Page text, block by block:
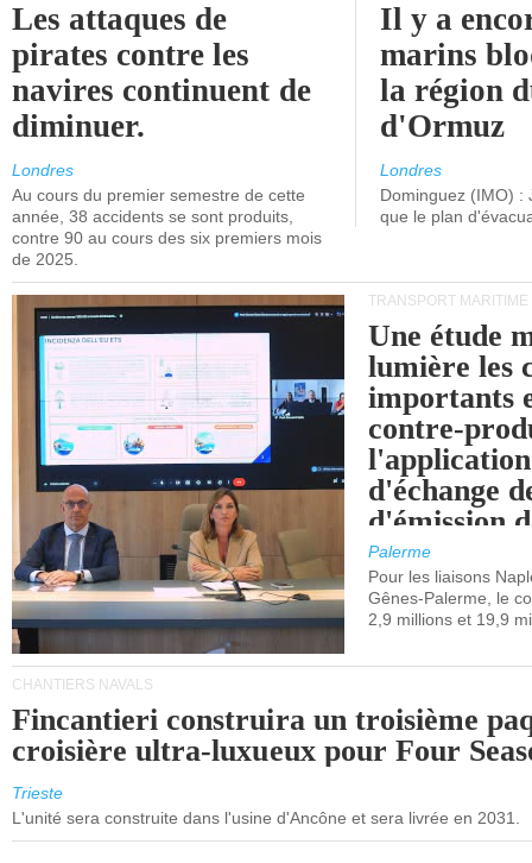
Les attaques de
pirates contre les
navires continuent de
diminuer.
Londres
Au cours du premier semestre de cette
année, 38 accidents se sont produits,
contre 90 au cours des six premiers mois
de 2025.
Il y a
marins
la région
d'Ormuz
Londres
Dominguez (IMO) :
que le plan
TRANSPORT MARITIME
Une étude
lumière les
importants
contre-
d'échange
d'émission
(SEQE-UE)
maritimes
occidentale.
Palerme
Pour les liaisons
Gênes-Palerme, le
2,9 millions et 19,9
CHANTIERS NAVALS
Fincantieri construira un troisième
croisière ultra-luxueux pour Four
Trieste
L'unité sera construite dans l'usine d'Ancône et sera livrée en 2031.